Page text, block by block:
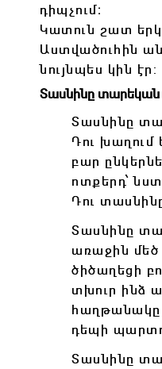
դիպչում։
Կատուն շատ
Աստվածուհին
նույնպես կին էր:
Տասնինը
Տասնինը
Դու խաղում
բար
ոտքերդ՝
Դու
Տասնինը
առաջին
ծիծաղեցի
տխուր ինձ
հաղթանակը
դեպի
Տասնինը